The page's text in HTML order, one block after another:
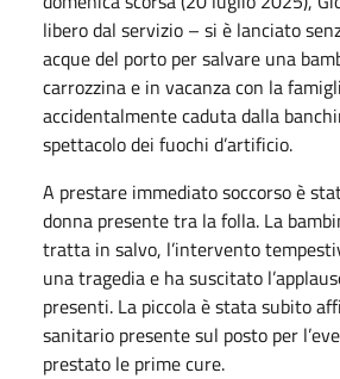
libero dal servizio – si è lanciato
acque del porto per salvare una
carrozzina e in vacanza con la
accidentalmente caduta dalla
spettacolo dei fuochi d’artificio.
A prestare immediato soccorso è
donna presente tra la folla. La
tratta in salvo, l’intervento
una tragedia e ha suscitato
presenti. La piccola è stata subito
sanitario presente sul posto per
prestato le prime cure.